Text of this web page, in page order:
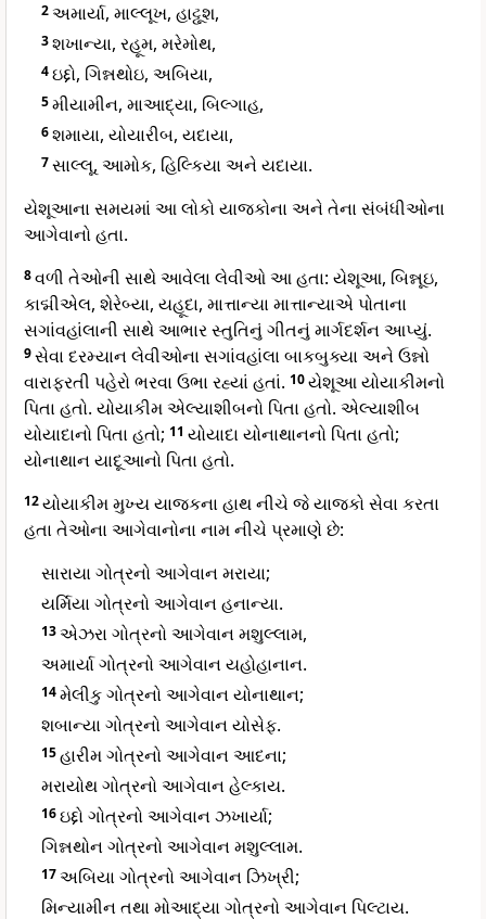
2અમાર્યા, માલ્લૂખ, હાટ્ટૂશ,
3શખાન્યા, રહૂમ, મરેમોથ,
4ઇદ્દો, ગિન્નથોઇ, અબિયા,
5મીયામીન, માઆદ્યા, બિલ્ગાહ,
6શમાયા, યોયારીબ, યદાયા,
7સાલ્લૂ, આમોક, હિલ્કિયા અને યદાયા.
યેશૂઆના સમયમાં આ લોકો યાજકોના અને તેના સંબંધીઓના
આગેવાનો હતા.
8વળી તેઓની સાથે આવેલા લેવીઓ આ હતા: યેશૂઆ, બિન્નૂઇ,
કાદ્મીએલ, શેરેબ્યા, યહૂદા, માત્તાન્યા માત્તાન્યાએ પોતાના
સગાંવહાંલાની સાથે આભાર સ્તુતિનું ગીતનું માર્ગદર્શન આપ્યું.
9સેવા દરમ્યાન લેવીઓના સગાંવહાંલા બાકબુક્યા અને ઉન્નો
વારાફરતી પહેરો ભરવા ઉભા રહ્યાં હતાં. 10યેશૂઆ યોયાકીમનો
પિતા હતો. યોયાકીમ એલ્યાશીબનો પિતા હતો. એલ્યાશીબ
યોયાદાનો પિતા હતો; 11 યોયાદા યોનાથાનનો પિતા હતો;
યોનાથાન યાદૂઆનો પિતા હતો.
12યોયાકીમ મુખ્ય યાજકના હાથ નીચે જે યાજકો સેવા કરતા
હતા તેઓના આગેવાનોના નામ નીચે પ્રમાણે છે:
સારાયા ગોત્રનો આગેવાન મરાયા;
યર્મિયા ગોત્રનો આગેવાન હનાન્યા.
13એઝરા ગોત્રનો આગેવાન મશુલ્લામ,
અમાર્યા ગોત્રનો આગેવાન યહોહાનાન.
14મેલીકુ ગોત્રનો આગેવાન યોનાથાન;
શબાન્યા ગોત્રનો આગેવાન યોસેફ.
15હારીમ ગોત્રનો આગેવાન આદના;
મરાયોથ ગોત્રનો આગેવાન હેલ્કાય.
16ઇદ્દો ગોત્રનો આગેવાન ઝખાર્યા;
ગિન્નથોન ગોત્રનો આગેવાન મશુલ્લામ.
17અબિયા ગોત્રનો આગેવાન ઝિખ્રી;
મિન્યામીન તથા મોઆદ્યા ગોત્રનો આગેવાન પિલ્ટાય.